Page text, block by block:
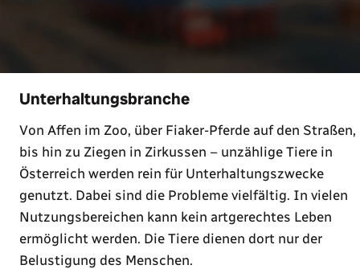
Unterhaltungsbranche
Von Affen im Zoo, über Fiaker-Pferde auf den Straßen,
bis hin zu Ziegen in Zirkussen – unzählige Tiere in
Österreich werden rein für Unterhaltungszwecke
genutzt. Dabei sind die Probleme vielfältig. In vielen
Nutzungsbereichen kann kein artgerechtes Leben
ermöglicht werden. Die Tiere dienen dort nur der
Belustigung des Menschen.